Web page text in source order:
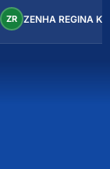
Perfeito!
ZR ZENHA REGINA